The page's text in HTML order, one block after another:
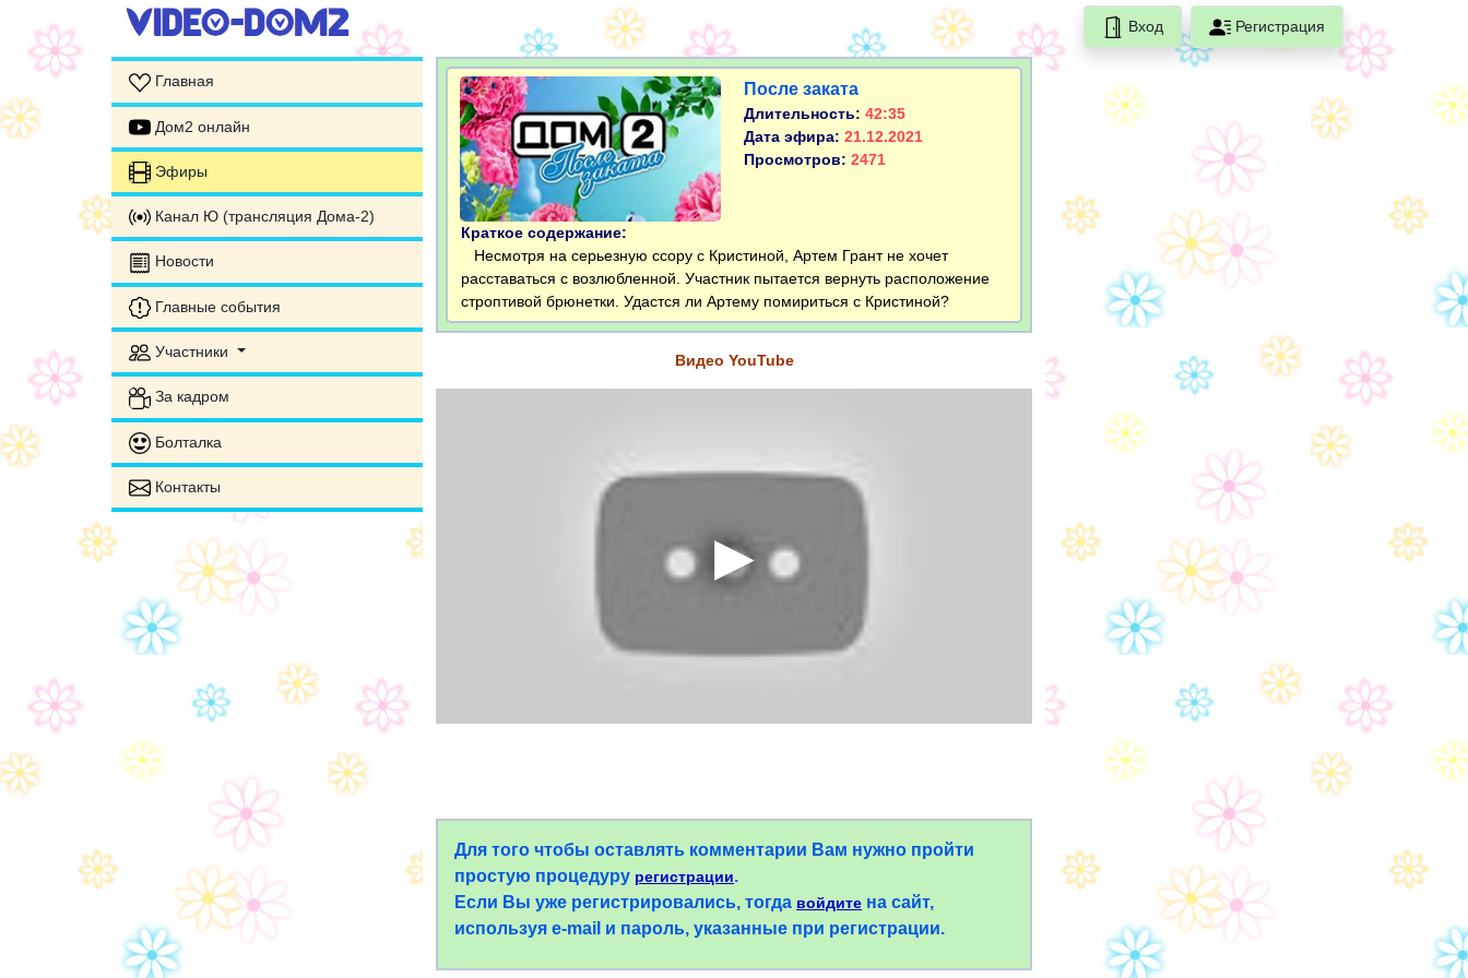
Вход Регистрация
Главная
Дом2 онлайн
Эфиры
Канал Ю (трансляция Дома-2)
Новости
Главные события
Участники
За кадром
Болталка
Контакты
После заката
Длительность: 42:35
Дата эфира: 21.12.2021
Просмотров: 2471
Краткое содержание:
Несмотря на серьезную ссору с Кристиной, Артем Грант не хочет
расставаться с возлюбленной. Участник пытается вернуть расположение
строптивой брюнетки. Удастся ли Артему помириться с Кристиной?
Видео YouTube
Для того чтобы оставлять комментарии Вам нужно пройти
простую процедуру регистрации.
Если Вы уже регистрировались, тогда войдите на сайт,
используя e-mail и пароль, указанные при регистрации.